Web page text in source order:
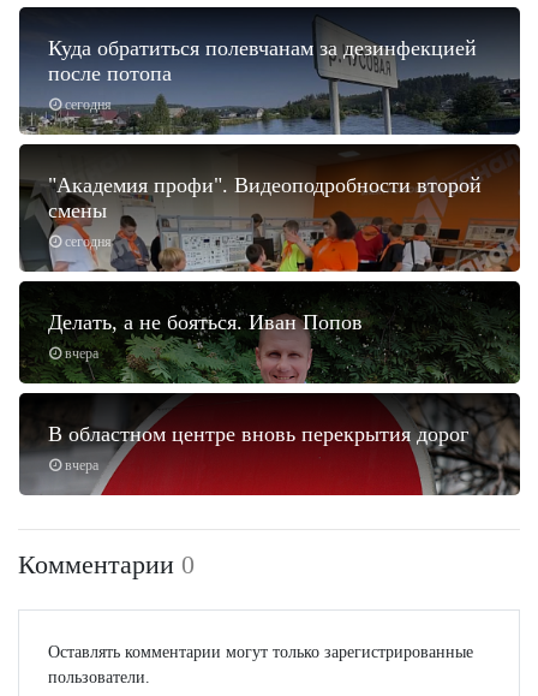
сегодня
Куда обратиться полевчанам за дезинфекцией
после потопа
сегодня
"Академия профи". Видеоподробности второй
смены
вчера
Делать, а не бояться. Иван Попов
вчера
В областном центре вновь перекрытия дорог
Комментарии 0
Оставлять комментарии могут только зарегистрированные
пользователи.